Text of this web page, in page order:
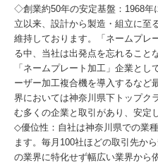
◇創業約50年の安定基盤：1968年
立以来、設計から製造・組立に至
維持しております。「ネームプレ
る中、当社は出発点を忘れること
「ネームプレート加工」企業と
ーザー加工複合機を導入するなど
界においては神奈川県下トップク
む多くの企業と取引があり、安定
◇優位性：自社は神奈川県での業
ます。毎月100社ほどの取引先か
の業界に特化せず幅広い業界から